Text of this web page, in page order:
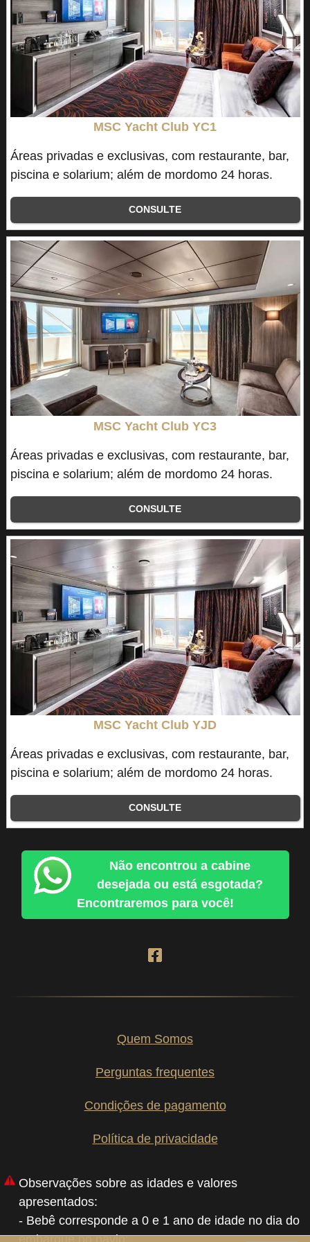
MSC Yacht Club YC1
Áreas privadas e exclusivas, com restaurante, bar,
piscina e solarium; além de mordomo 24 horas.
CONSULTE
MSC Yacht Club YC3
Áreas privadas e exclusivas, com restaurante, bar,
piscina e solarium; além de mordomo 24 horas.
CONSULTE
MSC Yacht Club YJD
Áreas privadas e exclusivas, com restaurante, bar,
piscina e solarium; além de mordomo 24 horas.
CONSULTE
Não encontrou a cabine
desejada ou está esgotada?
Encontraremos para você!
Quem Somos
Perguntas frequentes
Condições de pagamento
Política de privacidade
Observações sobre as idades e valores
apresentados:
- Bebê corresponde a 0 e 1 ano de idade no dia do
embarque no navio;